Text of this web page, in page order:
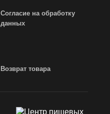
Согласие на обработку
данных
Возврат товара